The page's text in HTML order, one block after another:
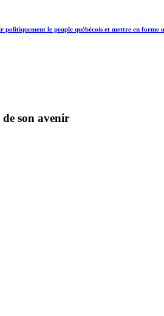
le peuple québécois et mettre en
de son avenir